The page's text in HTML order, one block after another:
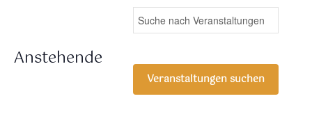
Veranstaltungen
Suche
und
Ansichten,
Navigation
Suche
Bitte
Schlüsselwort
Suche
nach
Veranstaltungen
Veranstaltungen suchen
Anstehende